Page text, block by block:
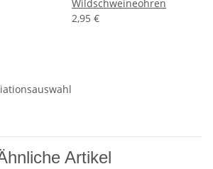
Wildschweineohren
2,95 €
Artikel